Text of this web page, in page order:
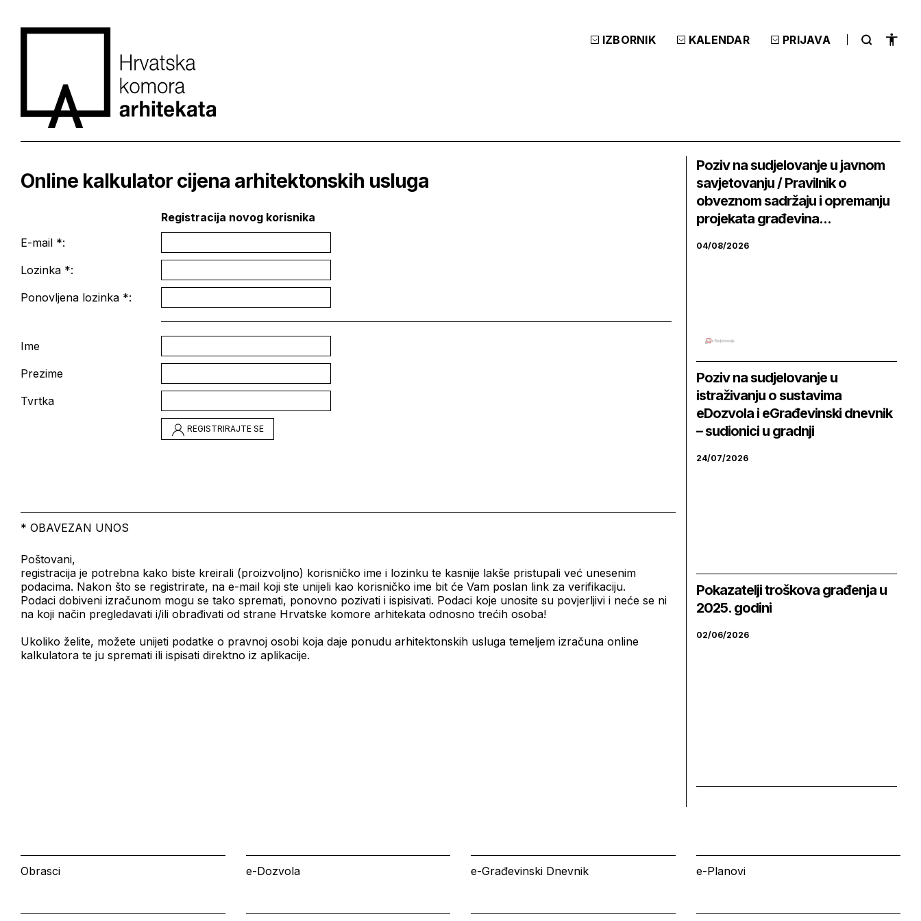
IZBORNIK KALENDAR PRIJAVA
Online kalkulator cijena arhitektonskih usluga
Registracija novog korisnika
E-mail *:
Lozinka *:
Ponovljena lozinka *:
Ime
Prezime
Tvrtka
REGISTRIRAJTE SE
* OBAVEZAN UNOS
Poštovani,
registracija je potrebna kako biste kreirali (proizvoljno) korisničko ime i lozinku te kasnije lakše pristupali već unesenim
podacima. Nakon što se registrirate, na e-mail koji ste unijeli kao korisničko ime bit će Vam poslan link za verifikaciju.
Podaci dobiveni izračunom mogu se tako spremati, ponovno pozivati i ispisivati. Podaci koje unosite su povjerljivi i neće se ni
na koji način pregledavati i/ili obrađivati od strane Hrvatske komore arhitekata odnosno trećih osoba!
Ukoliko želite, možete unijeti podatke o pravnoj osobi koja daje ponudu arhitektonskih usluga temeljem izračuna online
kalkulatora te ju spremati ili ispisati direktno iz aplikacije.
Poziv na sudjelovanje u javnom
savjetovanju / Pravilnik o
obveznom sadržaju i opremanju
projekata građevina...
04/08/2026
Poziv na sudjelovanje u
istraživanju o sustavima
eDozvola i eGrađevinski dnevnik
– sudionici u gradnji
24/07/2026
Pokazatelji troškova građenja u
2025. godini
02/06/2026
Obrasci e-Dozvola e-Građevinski Dnevnik e-Planovi